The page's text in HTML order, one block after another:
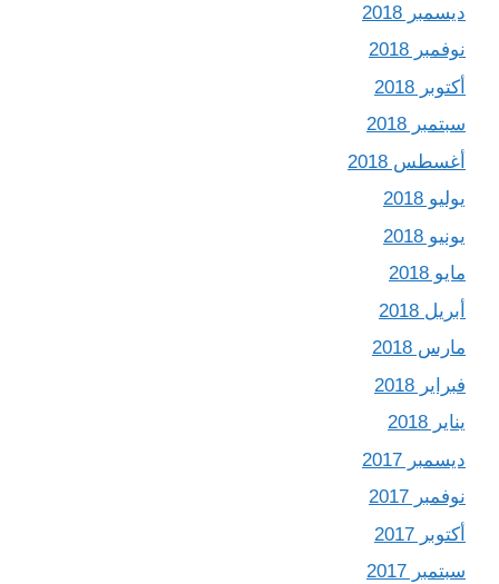
ديسمبر 2018
نوفمبر 2018
أكتوبر 2018
سبتمبر 2018
أغسطس 2018
يوليو 2018
يونيو 2018
مايو 2018
أبريل 2018
مارس 2018
فبراير 2018
يناير 2018
ديسمبر 2017
نوفمبر 2017
أكتوبر 2017
سبتمبر 2017